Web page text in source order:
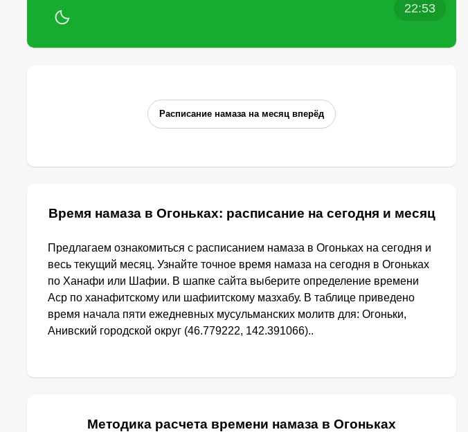
22:53
Расписание намаза на месяц вперёд
Время намаза в Огоньках: расписание на сегодня и месяц
Предлагаем ознакомиться с расписанием намаза в Огоньках на сегодня и
весь текущий месяц. Узнайте точное время намаза на сегодня в Огоньках
по Ханафи или Шафии. В шапке сайта выберите определение времени
Аср по ханафитскому или шафиитскому мазхабу. В таблице приведено
время начала пяти ежедневных мусульманских молитв для: Огоньки,
Анивский городской округ (46.779222, 142.391066)..
Методика расчета времени намаза в Огоньках